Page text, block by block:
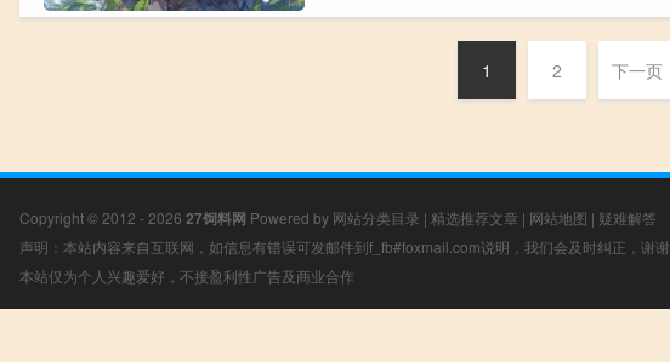
1 2 下一页
Copyright © 2012 - 2026 27饲料网 Powered by 网站分类目录 | 精选推荐文章 | 网站地图 | 疑难解答
声明：本站内容来自互联网，如信息有错误可发邮件到f_fb#foxmail.com说明，我们会及时纠正，谢谢
本站仅为个人兴趣爱好，不接盈利性广告及商业合作